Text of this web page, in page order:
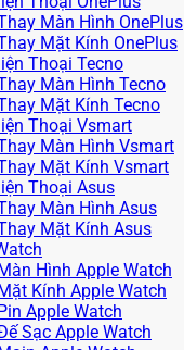
Màn Hình OnePlus
Mặt Kính OnePlus
Thoại Tecno
Màn Hình Tecno
Mặt Kính Tecno
Thoại Vsmart
Màn Hình Vsmart
Mặt Kính Vsmart
Thoại Asus
Màn Hình Asus
Mặt Kính Asus
Hình Apple Watch
Kính Apple Watch
Apple Watch
Sạc Apple Watch